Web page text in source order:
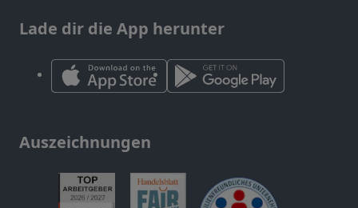
Lade dir die App herunter
Auszeichnungen